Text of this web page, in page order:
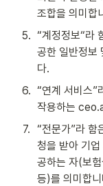
조합을 의미합
5. “계정정보“라
공한 일반정보
다.
6. “연계 서비스”
작용하는
7. “전문가”라 함
청을 받아 기
공하는 자(보
등)를 의미합